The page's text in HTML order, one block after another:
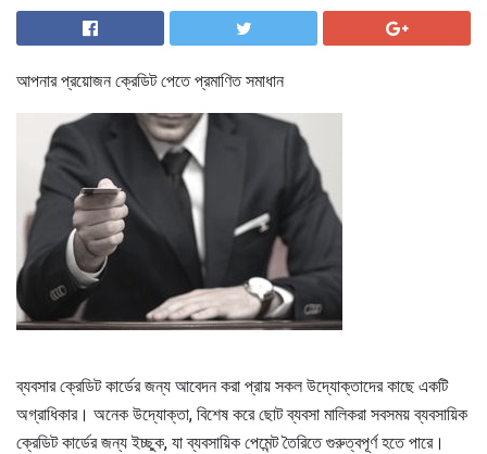
আপনার প্রয়োজন ক্রেডিট পেতে প্রমাণিত সমাধান
ব্যবসার ক্রেডিট কার্ডের জন্য আবেদন করা প্রায় সকল উদ্যোক্তাদের কাছে একটি
অগ্রাধিকার। অনেক উদ্যোক্তা, বিশেষ করে ছোট ব্যবসা মালিকরা সবসময় ব্যবসায়িক
ক্রেডিট কার্ডের জন্য ইচ্ছুক, যা ব্যবসায়িক পেমেন্ট তৈরিতে গুরুত্বপূর্ণ হতে পারে।